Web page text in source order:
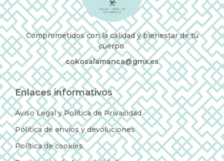
Comprometidos con la calidad y bienestar de tu
cuerpo.
cokosalamanca@gmx.es
Enlaces informativos
Aviso Legal y Política de Privacidad
Política de envíos y devoluciones
Política de cookies